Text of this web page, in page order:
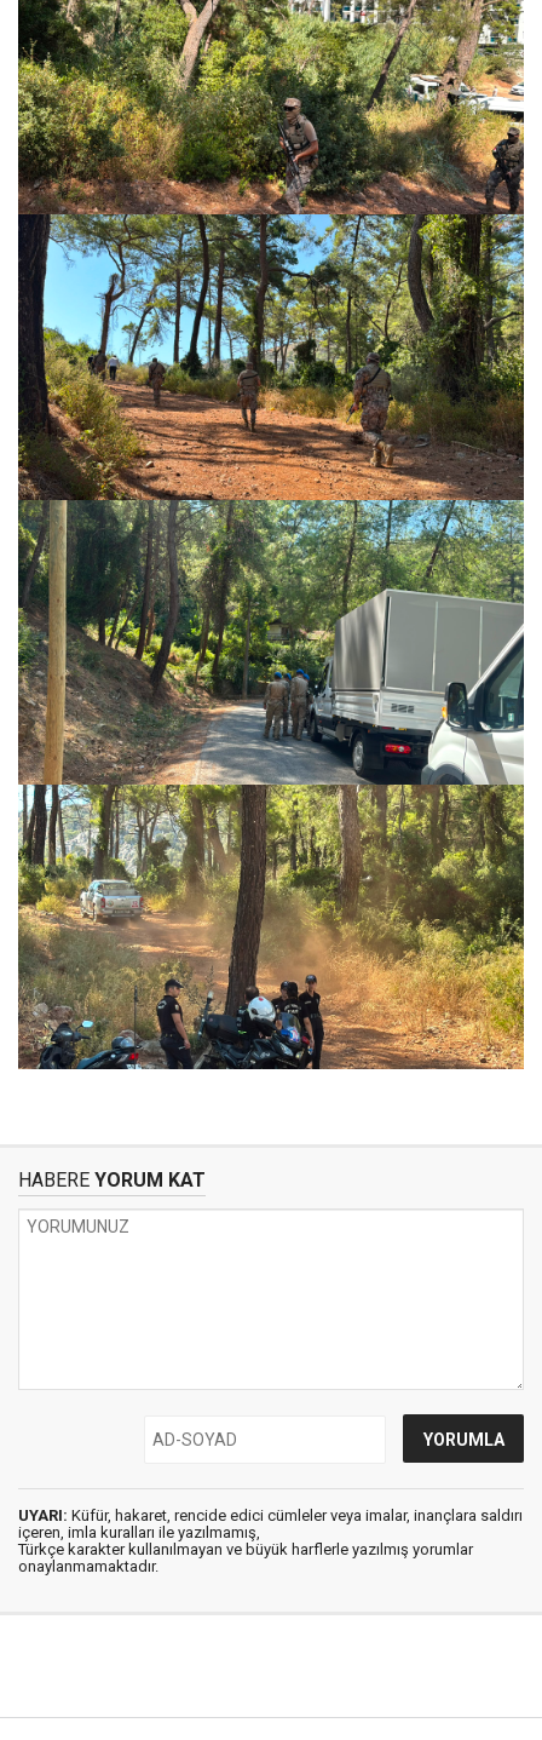
HABERE YORUM KAT
UYARI: Küfür, hakaret, rencide edici cümleler veya imalar, inançlara saldırı
içeren, imla kuralları ile yazılmamış,
Türkçe karakter kullanılmayan ve büyük harflerle yazılmış yorumlar
onaylanmamaktadır.